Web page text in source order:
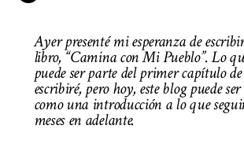
Ayer presenté mi esperanza de
libro, “Camina con Mi Pueblo”. Lo
puede ser parte del primer capítulo
escribiré, pero hoy, este blog puede
como una introducción a lo que
meses en adelante.